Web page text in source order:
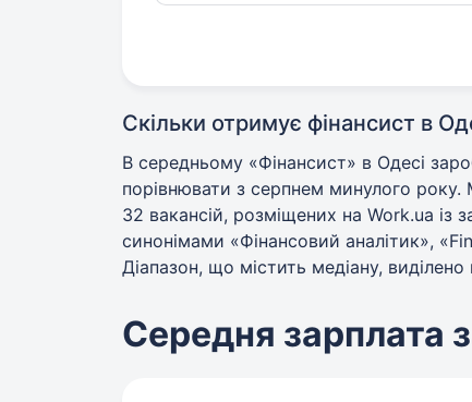
Скільки отримує фінансист в
В середньому «Фінансист» в Одесі
порівнювати з серпнем минулого року.
32 вакансій, розміщених на Work.ua із
синонімами «Фінансовий аналітик»,
Діапазон, що містить медіану, виділено
Середня зарплата